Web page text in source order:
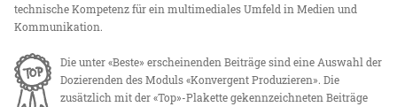
technische Kompetenz für ein multimediales Umfeld in Medien und
Kommunikation.
Die unter «Beste» erscheinenden Beiträge sind eine Auswahl der
Dozierenden des Moduls «Konvergent Produzieren». Die
zusätzlich mit der «Top»-Plakette gekennzeichneten Beiträge